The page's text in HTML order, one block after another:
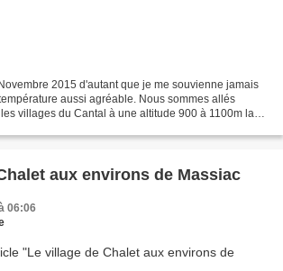
2015 d'autant que je me souvienne jamais
aussi agréable. Nous sommes allés
villages du Cantal à une altitude 900 à 1100m la
aux environs de Massiac
06:06